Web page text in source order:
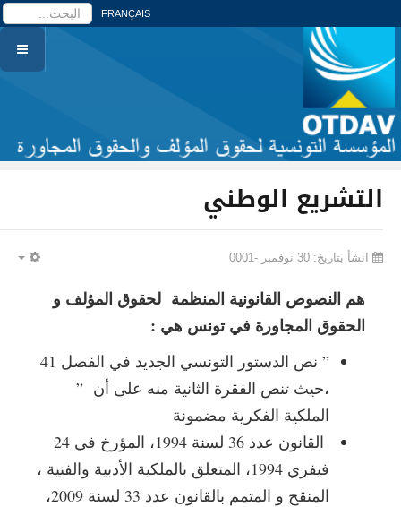
FRANÇAIS
التشريع الوطني
انشأ بتاريخ: 30 نوفمبر -0001
هم النصوص القانونية المنظمة لحقوق المؤلف و
الحقوق المجاورة في تونس هي :
” نص الدستور التونسي الجديد في الفصل 41
،حيث تنص الفقرة الثانية منه على أن ”
الملكية الفكرية مضمونة
القانون عدد 36 لسنة 1994، المؤرخ في 24
فيفري 1994، المتعلق بالملكية الأدبية والفنية ،
المنقح و المتمم بالقانون عدد 33 لسنة 2009،